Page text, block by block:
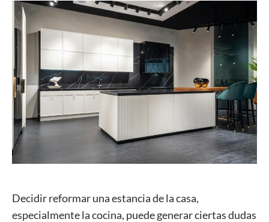
Decidir reformar una estancia de la casa,
especialmente la cocina, puede generar ciertas dudas